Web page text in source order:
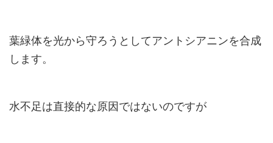
葉緑体を光から守ろうとしてアントシアニンを合成
します。
水不足は直接的な原因ではないのですが